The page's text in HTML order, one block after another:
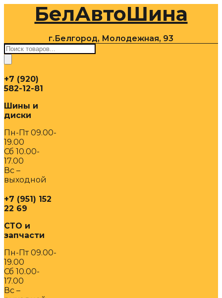
содержимомуБелАвтоШина
г.Белгород, Молодежная, 93
Поиск
товаров
+7 (920)
582-12-81
Шины и
диски
Пн-Пт 09.00-
19.00
Сб 10.00-
17.00
Вс –
выходной
+7 (951) 152
22 69
СТО и
запчасти
Пн-Пт 09.00-
19.00
Сб 10.00-
17.00
Вс –